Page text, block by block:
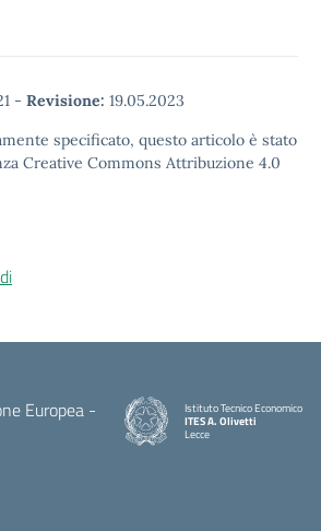
- Revisione: 19.05.2023
specificato, questo articolo è stato
Creative Commons Attribuzione 4.0
Istituto Tecnico Economico
ITES A. Olivetti
Lecce